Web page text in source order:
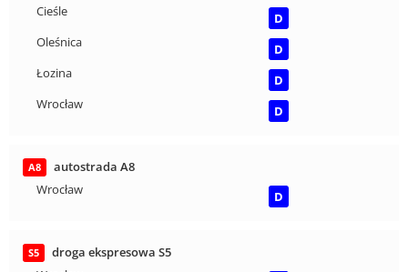
Cieśle
D
Oleśnica
D
Łozina
D
Wrocław
D
A8
autostrada A8
Wrocław
D
S5
droga ekspresowa S5